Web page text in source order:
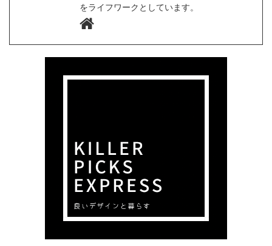
をライフワークとしています。